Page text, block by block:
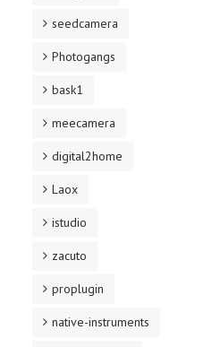
seedcamera
Photogangs
bask1
meecamera
digital2home
Laox
istudio
zacuto
proplugin
native-instruments